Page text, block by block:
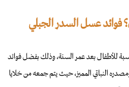
عسل السدر الجبلي
للأطفال بعد عمر السنة، وذلك بفضل فوائد
النباتي المميز، حيث يتم جمعه من خلايا